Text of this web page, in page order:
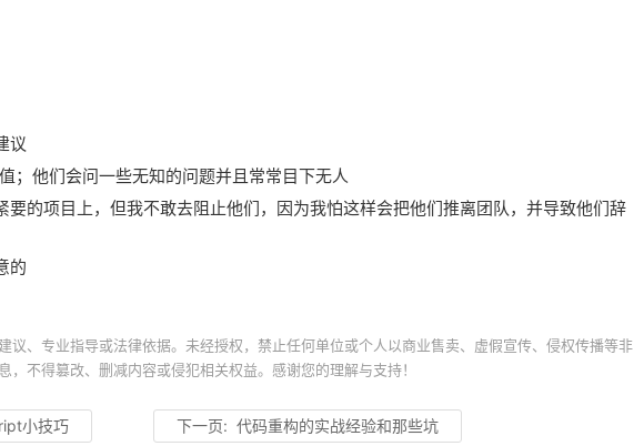
议
；他们会问一些无知的问题并且常常目下无人
的项目上，但我不敢去阻止他们，因为我怕这样会把他们推离团队，并导致他们辞
的
、专业指导或法律依据。未经授权，禁止任何单位或个人以商业售卖、虚假宣传、侵权传播等非
不得篡改、删减内容或侵犯相关权益。感谢您的理解与支持！
小技巧 下一页:代码重构的实战经验和那些坑